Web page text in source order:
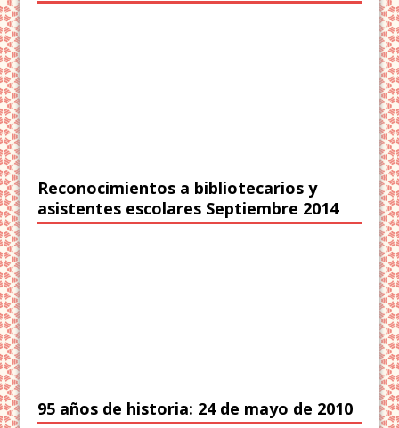
Reconocimientos a bibliotecarios y
asistentes escolares Septiembre 2014
95 años de historia: 24 de mayo de 2010